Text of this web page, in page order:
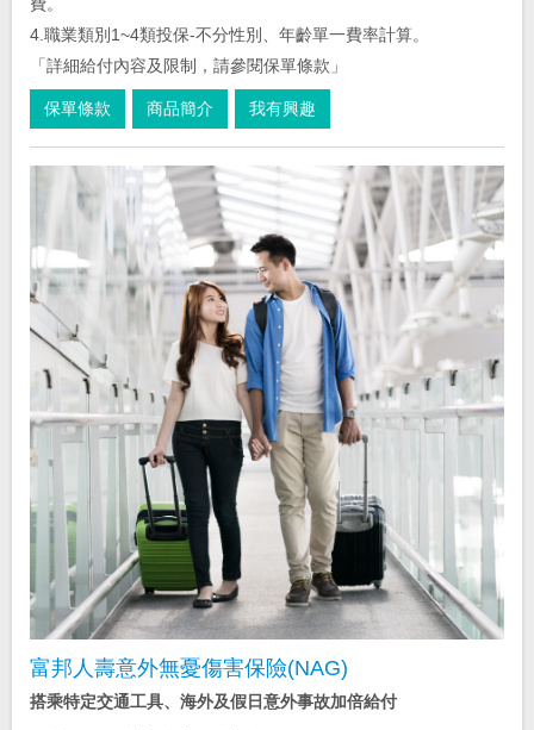
4.職業類別1~4類投保-不分性別、年齡單一費率計算。
「詳細給付內容及限制，請參閱保單條款」
保單條款 商品簡介 我有興趣
富邦人壽意外無憂傷害保險(NAG)
搭乘特定交通工具、海外及假日意外事故加倍給付